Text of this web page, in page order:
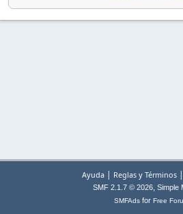
Ayuda | Reglas y Términos |
SMF 2.1.7 © 2026, Simple
SMFAdsfor Free